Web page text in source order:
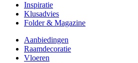
Inspiratie
Klusadvies
Folder & Magazine
Aanbiedingen
Raamdecoratie
Vloeren